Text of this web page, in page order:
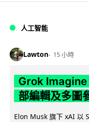
人工智能
Lawton 15 小時
Grok Imagine
部編輯及多圖
Elon Musk 旗下 xAI 以